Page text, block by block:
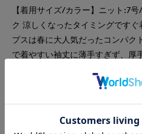
【着用サイズ/カラー】ニット:7
ク 涼しくなったタイミングです
プスは春に大人気だったコンパク
で着やすい袖丈に薄手すぎず、厚
ル生地にピンクととオフホワイト
す。後ろは柔らかいゴム仕様なの